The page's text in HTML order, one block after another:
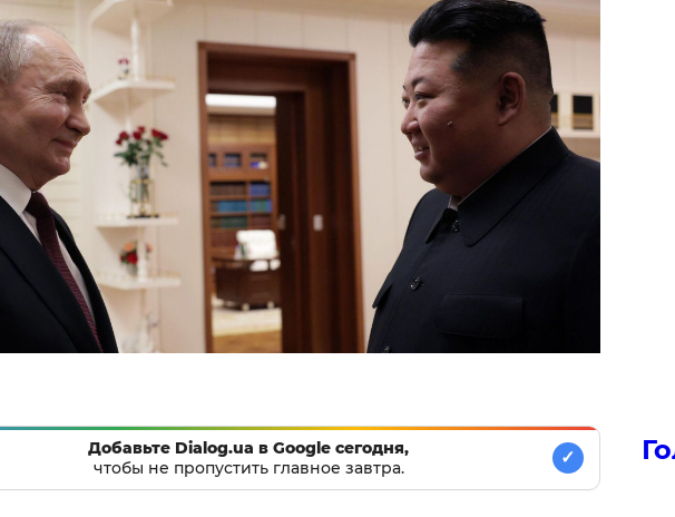
Добавьте Dialog.ua в Google сегодня,
чтобы не пропустить главное завтра.
✓